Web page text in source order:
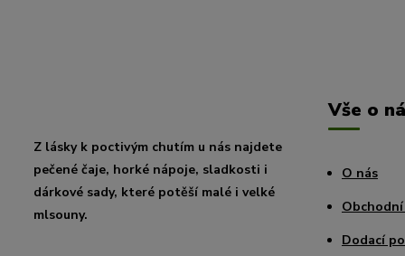
Z lásky k poctivým chutím u nás najdete
pečené čaje, horké nápoje, sladkosti i
dárkové sady, které potěší malé i velké
mlsouny.
Vše o
O nás
Dodací